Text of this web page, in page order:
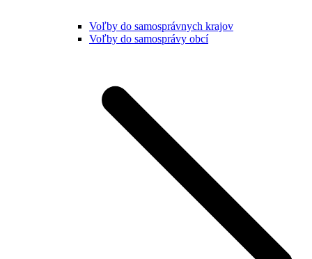
Voľby do samosprávnych krajov
Voľby do samosprávy obcí